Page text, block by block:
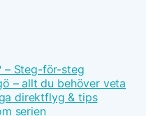
– Steg-för-steg
– allt du behöver veta
direktflyg & tips
serien